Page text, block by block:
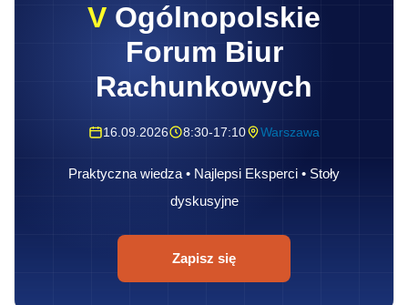
V Ogólnopolskie
Forum Biur
Rachunkowych
16.09.2026 8:30-17:10 Warszawa
Praktyczna wiedza • Najlepsi Eksperci • Stoły
dyskusyjne
Zapisz się